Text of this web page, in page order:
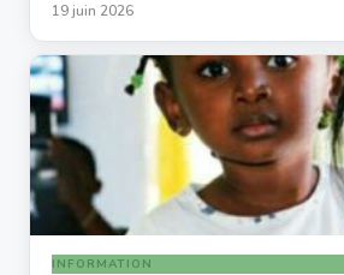
19 juin 2026
INFORMATION